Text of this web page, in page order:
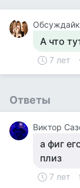
А что
7 лет
Ответы
Виктор
а фиг
плиз
7 лет